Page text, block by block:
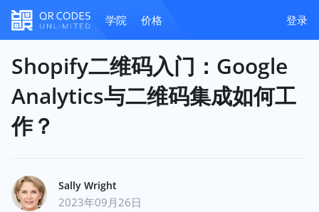
学院 价格 登录
Shopify二维码入门：Google
Analytics与二维码集成如何工
作？
Sally Wright
2023年09月26日